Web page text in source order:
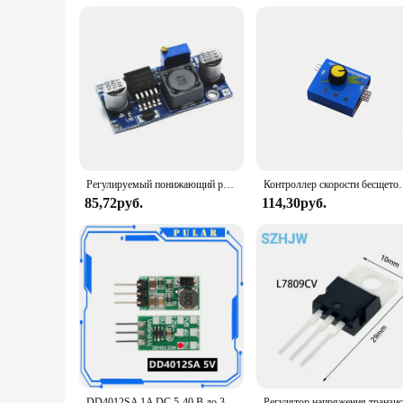
Регулируемый понижающий регулятор напряжения LM2596S-ADJ 3-40 в, плата модуля источника питания, понижающий преобразователь 3 А, LM2596s, LM2596
85,72руб.
Контроллер
114,30руб.